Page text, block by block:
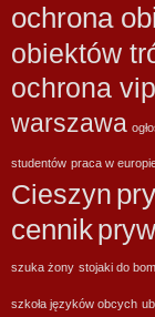
ochrona
obiektów
ochrona
warszawa
studentów praca w
Cieszyn
cennik
szuka żony stojaki do
szkoła języków obcych